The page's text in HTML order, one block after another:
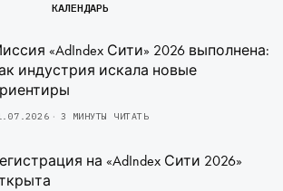
КАЛЕНДАРЬ
«AdIndex Сити» 2026 выполнена:
индустрия искала новые
3 МИНУТЫ ЧИТАТЬ
на «AdIndex Сити 2026»